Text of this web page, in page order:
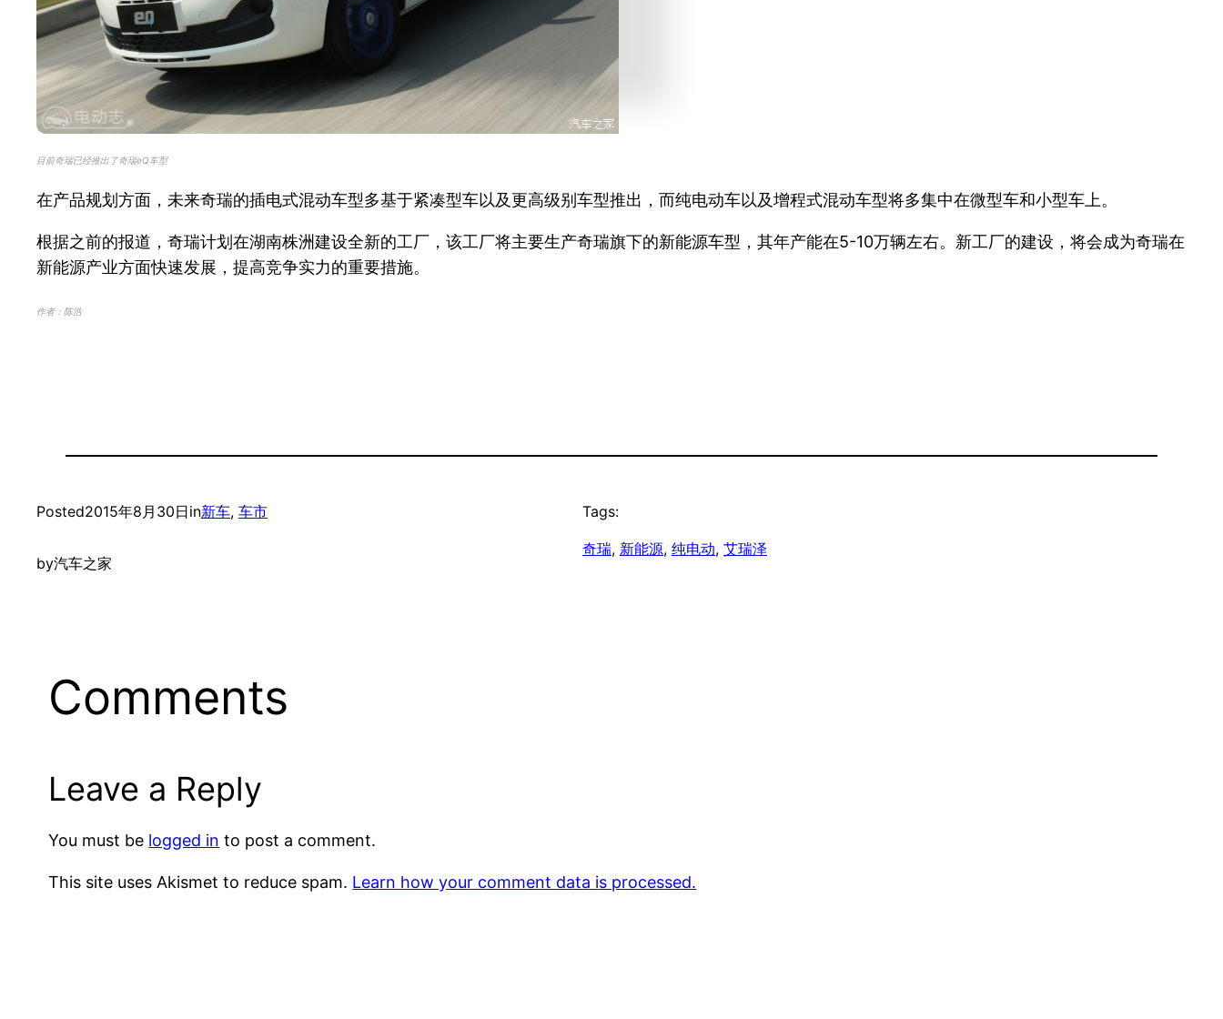
目前奇瑞已经推出了奇瑞eQ车型
在产品规划方面，未来奇瑞的插电式混动车型多基于紧凑型车以及更高级别车型推出，而纯电动车以及增程式混动车型将多集中在微型车和小型车上。
根据之前的报道，奇瑞计划在湖南株洲建设全新的工厂，该工厂将主要生产奇瑞旗下的新能源车型，其年产能在5-10万辆左右。新工厂的建设，将会成为奇瑞在
新能源产业方面快速发展，提高竞争实力的重要措施。
作者：陈浩
Posted2015年8月30日in新车, 车市
by汽车之家
Tags:
奇瑞, 新能源, 纯电动, 艾瑞泽
Comments
Leave a Reply
You must be logged in to post a comment.
This site uses Akismet to reduce spam. Learn how your comment data is processed.